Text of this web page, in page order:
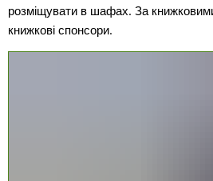
розміщувати в шафах. За
книжкові спонсори.